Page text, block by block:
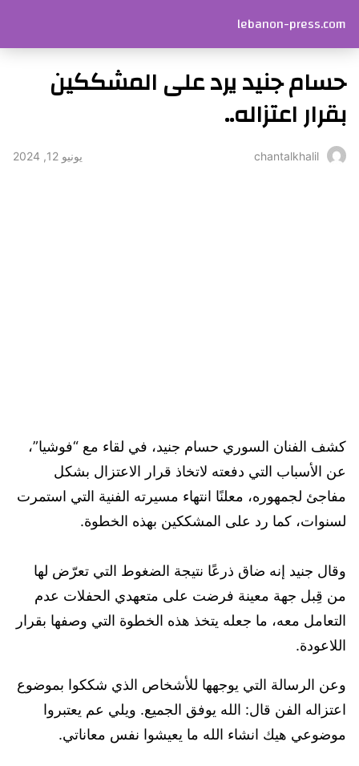
lebanon-press.com
حسام جنيد يرد على المشككين
بقرار اعتزاله..
chantalkhalil يونيو 12, 2024
كشف الفنان السوري حسام جنيد، في لقاء مع “فوشيا”،
عن الأسباب التي دفعته لاتخاذ قرار الاعتزال بشكل
مفاجئ لجمهوره، معلنًا انتهاء مسيرته الفنية التي استمرت
لسنوات، كما رد على المشككين بهذه الخطوة.
وقال جنيد إنه ضاق ذرعًا نتيجة الضغوط التي تعرّض لها
من قِبل جهة معينة فرضت على متعهدي الحفلات عدم
التعامل معه، ما جعله يتخذ هذه الخطوة التي وصفها بقرار
اللاعودة.
وعن الرسالة التي يوجهها للأشخاص الذي شككوا بموضوع
اعتزاله الفن قال: الله يوفق الجميع. ويلي عم يعتبروا
موضوعي هيك انشاء الله ما يعيشوا نفس معاناتي.